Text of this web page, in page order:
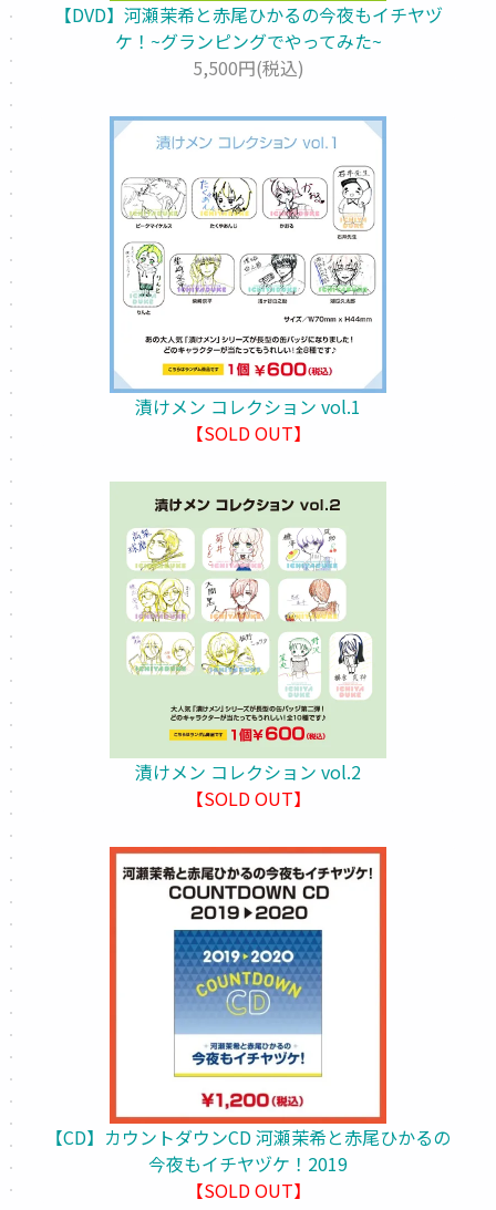
【DVD】河瀬茉希と赤尾ひかるの今夜もイチヤヅ
ケ！~グランピングでやってみた~
5,500円(税込)
漬けメン コレクション vol.1
【SOLD OUT】
漬けメン コレクション vol.2
【SOLD OUT】
【CD】カウントダウンCD 河瀬茉希と赤尾ひかるの
今夜もイチヤヅケ！2019
【SOLD OUT】